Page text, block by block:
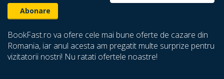
BookFast.ro va ofere cele mai bune oferte de cazare din
Romania, iar anul acesta am pregatit multe surprize pentru
vizitatorii nostri! Nu ratati ofertele noastre!